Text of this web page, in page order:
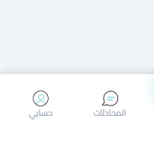
إجراء مكالمة
حسابي المحادثات